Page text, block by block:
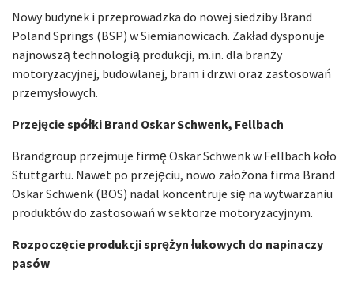
Nowy budynek i przeprowadzka do nowej siedziby Brand
Poland Springs (BSP) w Siemianowicach. Zakład dysponuje
najnowszą technologią produkcji, m.in. dla branży
motoryzacyjnej, budowlanej, bram i drzwi oraz zastosowań
przemysłowych.
Przejęcie spółki Brand Oskar Schwenk, Fellbach
Brandgroup przejmuje firmę Oskar Schwenk w Fellbach koło
Stuttgartu. Nawet po przejęciu, nowo założona firma Brand
Oskar Schwenk (BOS) nadal koncentruje się na wytwarzaniu
produktów do zastosowań w sektorze motoryzacyjnym.
Rozpoczęcie produkcji sprężyn łukowych do napinaczy
pasów